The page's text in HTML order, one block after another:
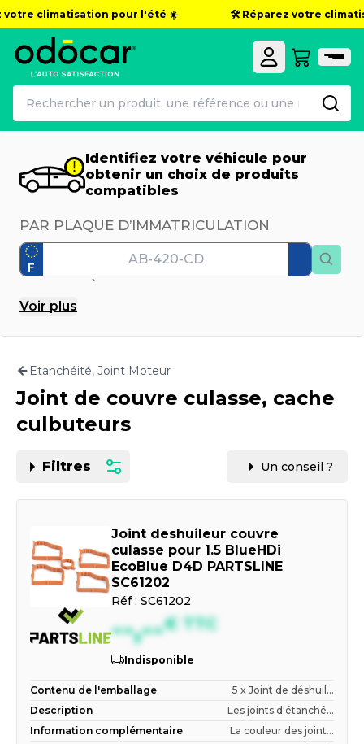
climatisation pour l'été ☀️ 🛠️ Réparez votre
Identifiez votre véhicule pour
obtenir un choix de produits
compatibles
PAR PLAQUE D’IMMATRICULATION
F
Motorisation
PAR CARTE GRISE OU VIN
Voir plus
Etanchéité, Joint Moteur
Joint de couvre culasse, cache
culbuteurs
Filtres Un conseil ?
Joint deshuileur couvre
culasse pour 1.5 BlueHDi
EcoBlue D4D PARTSLINE
SC61202
Réf : SC61202
--,--€ TTC
Indisponible
Contenu de l'emballage
5 x Joint de déshuil...
Description
Les joints d'étanché...
Information complémentaire
La couleur des joint...